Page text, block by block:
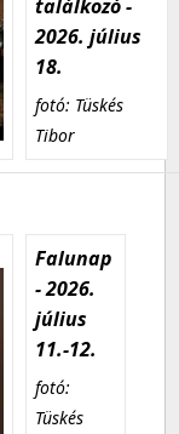
találkozó -
2026. július
18.
fotó: Tüskés
Tibor
Falunap
- 2026.
július
11.-12.
fotó:
Tüskés